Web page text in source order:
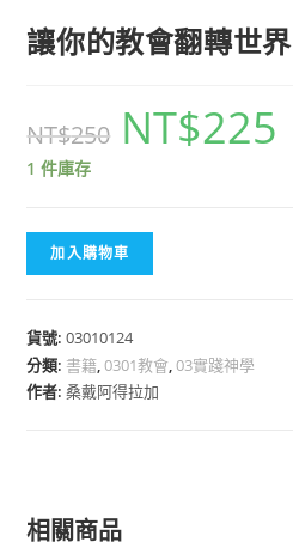
讓你的教會翻轉世界
NT$250 NT$225
1 件庫存
加入購物車
貨號:03010124
分類: 書籍,0301教會,03實踐神學
作者:桑戴阿得拉加
相關商品